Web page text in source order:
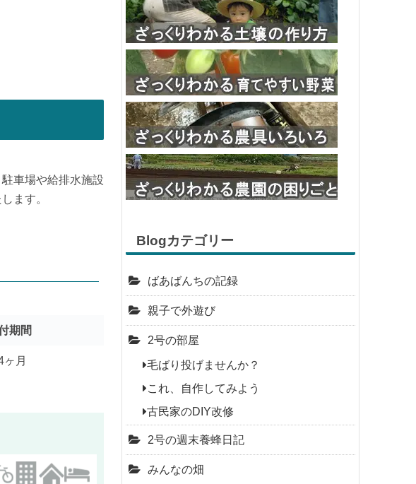
車場や給排水施設
ます。
期間
ヶ月
Blogカテゴリー
ばあばんちの記録
親子で外遊び
2号の部屋
毛ばり投げませんか？
これ、自作してみよう
古民家のDIY改修
2号の週末養蜂日記
みんなの畑